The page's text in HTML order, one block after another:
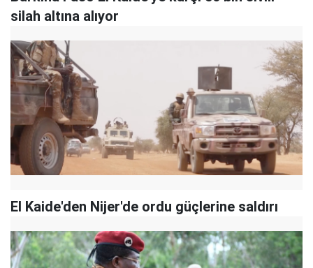
silah altına alıyor
El Kaide'den Nijer'de ordu güçlerine saldırı